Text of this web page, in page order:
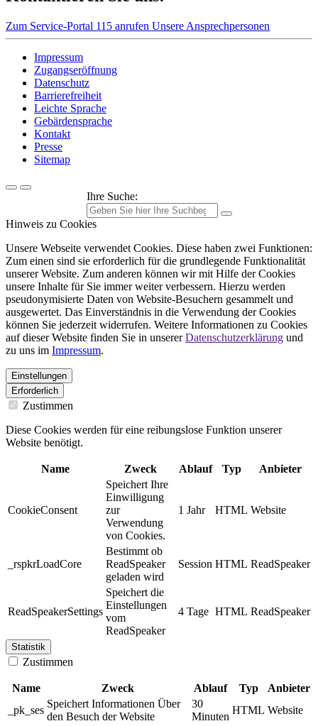
Zum Service-Portal 115 anrufen Unsere Ansprechpersonen
Impressum
Zugangseröffnung
Datenschutz
Barrierefreiheit
Leichte Sprache
Gebärdensprache
Kontakt
Presse
Sitemap
Ihre Suche:
Hinweis zu Cookies
Unsere Webseite verwendet Cookies. Diese haben zwei Funktionen:
Zum einen sind sie erforderlich für die grundlegende Funktionalität
unserer Website. Zum anderen können wir mit Hilfe der Cookies
unsere Inhalte für Sie immer weiter verbessern. Hierzu werden
pseudonymisierte Daten von Website-Besuchern gesammelt und
ausgewertet. Das Einverständnis in die Verwendung der Cookies
können Sie jederzeit widerrufen. Weitere Informationen zu Cookies
auf dieser Website finden Sie in unsererDatenschutzerklärung und
zu uns im Impressum.
Einstellungen
Erforderlich
Zustimmen
Diese Cookies werden für eine reibungslose Funktion unserer
Website benötigt.
Name Zweck Ablauf Typ Anbieter
CookieConsent
Speichert Ihre
Einwilligung
zur
Verwendung
von Cookies.
1 Jahr HTML Website
_rspkrLoadCore
Bestimmt ob
ReadSpeaker
geladen wird
Session HTML ReadSpeaker
ReadSpeakerSettings
Speichert die
Einstellungen
vom
ReadSpeaker
4 Tage HTML ReadSpeaker
Statistik
Zustimmen
Name Zweck Ablauf Typ
Anbieter
_pk_ses
Speichert Informationen Über
den Besuch der Website
30
Minuten
HTML Website